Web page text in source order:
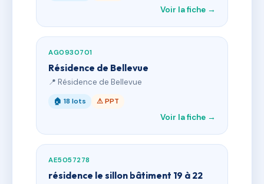
Voir la fiche →
AG0930701
Résidence de Bellevue
📍 Résidence de Bellevue
🏠 18 lots ⚠ PPT
Voir la fiche →
AE5057278
résidence le sillon bâtiment 19 à 22